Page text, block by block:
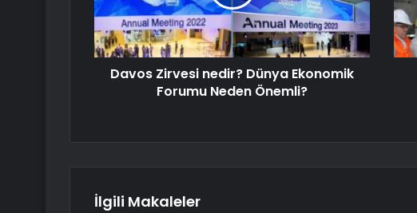
Davos Zirvesi nedir? Dünya Ekonomik
Forumu Neden Önemli?
İlgili Makaleler